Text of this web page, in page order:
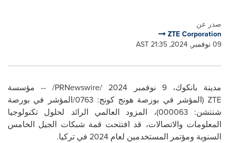
صدر عن
ZTE Corporation
09 نوفمبر, 2024, 21:35 AST
مدينة بانكوك، 9 نوفمبر 2024 / PRNewswire/ -- مؤسسة
ZTE
(المؤشر في بورصة هونج كونج: 0763/المؤشر في بورصة
شنتشن: 000063)، المزود العالمي الرائد لحلول تكنولوجيا
المعلومات والاتصالات، قد افتتحت قمة شبكات الجيل الخامس
السنوية ومؤتمر المستخدمين لعام 2024 في تركيا.